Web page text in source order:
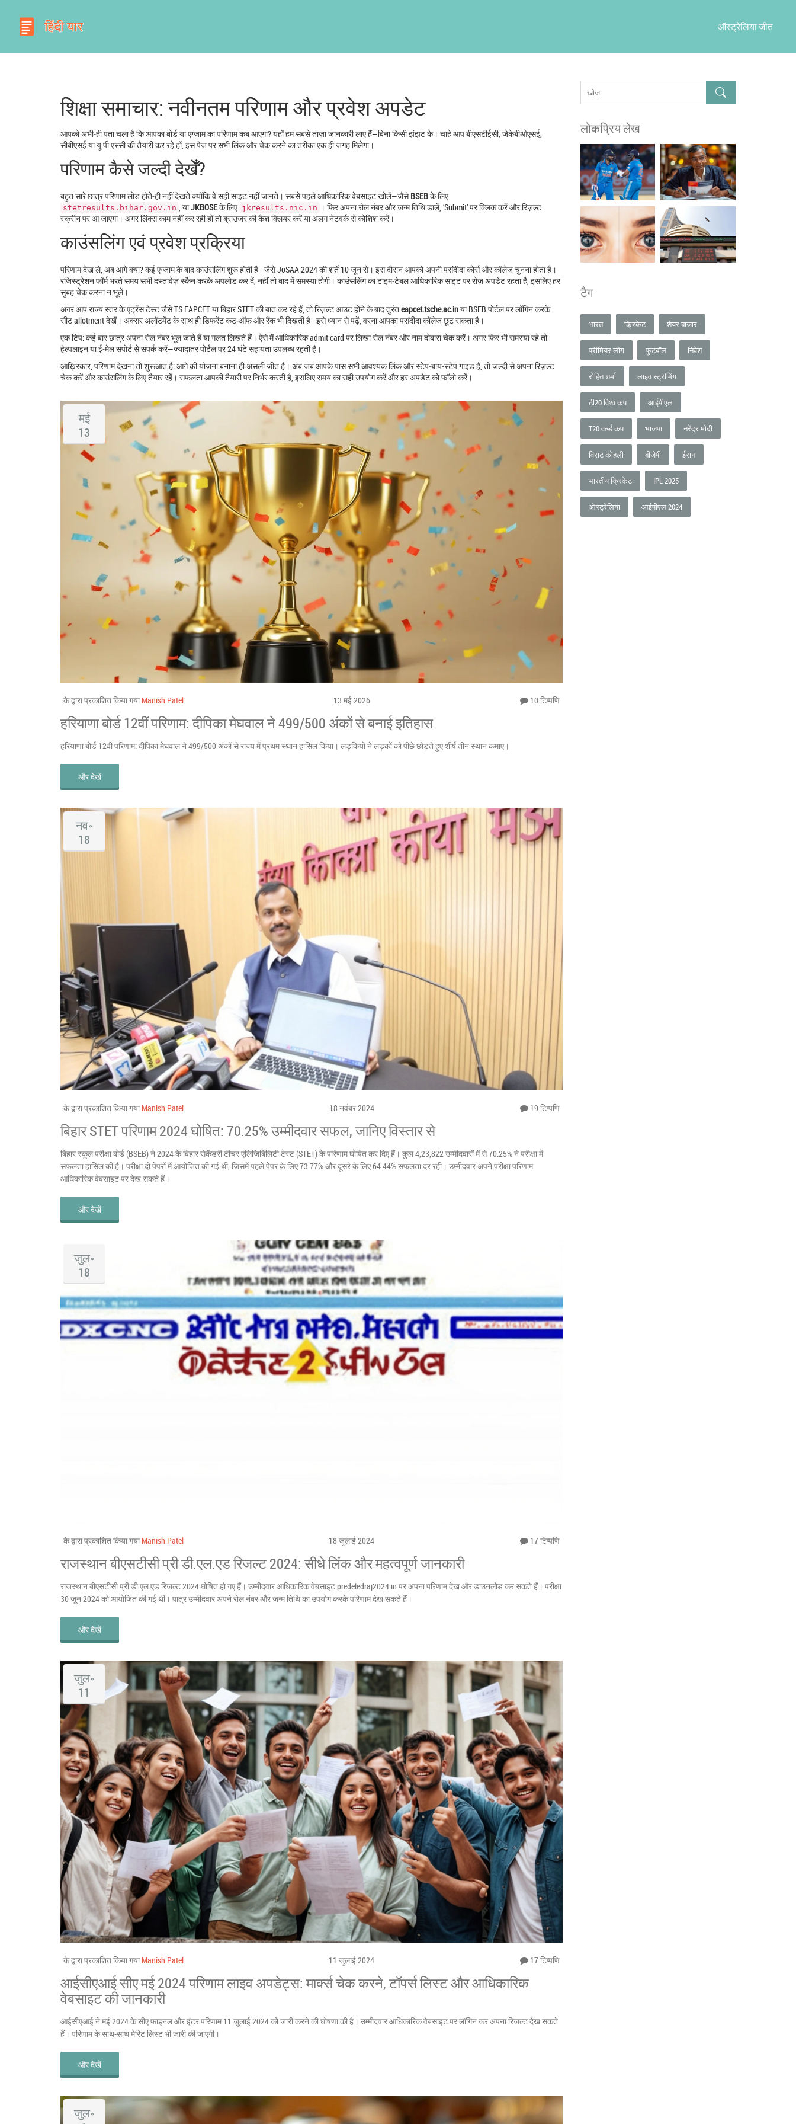
ऑस्ट्रेलिया जीत
शिक्षा समाचार: नवीनतम परिणाम और प्रवेश अपडेट
आपको अभी‑ही पता चला है कि आपका बोर्ड या एग्जाम का परिणाम कब आएगा? यहाँ हम सबसे ताज़ा जानकारी लाए हैं—बिना किसी झंझट के। चाहे आप बीएसटीईसी, जेकेबीओएसई,
सीबीएसई या यू.पी.एस्‍सी की तैयारी कर रहे हों, इस पेज पर सभी लिंक और चेक करने का तरीका एक ही जगह मिलेगा।
परिणाम कैसे जल्दी देखेँ?
बहुत सारे छात्र परिणाम लोड होते‑ही नहीं देखते क्योंकि वे सही साइट नहीं जानते। सबसे पहले आधिकारिक वेबसाइट खोलें—जैसेBSEBके लिए
stetresults.bihar.gov.in , याJKBOSEके लिए jkresults.nic.in
। फिर अपना रोल नंबर और जन्म तिथि डालें, ‘Submit’ पर क्लिक करें और रिज़ल्ट
स्क्रीन पर आ जाएगा। अगर लिंक्स काम नहीं कर रही हों तो ब्राउज़र की कैश क्लियर करें या अलग नेटवर्क से कोशिश करें।
काउंसलिंग एवं प्रवेश प्रक्रिया
परिणाम देख ले, अब आगे क्या? कई एग्जाम के बाद काउंसलिंग शुरू होती है—जैसे JoSAA 2024 की शर्तें 10 जून से। इस दौरान आपको अपनी पसंदीदा कोर्स और कॉलेज चुनना होता है।
रजिस्ट्रेशन फॉर्म भरते समय सभी दस्तावेज़ स्कैन करके अपलोड कर दें, नहीं तो बाद में समस्या होगी। काउंसलिंग का टाइम‑टेबल आधिकारिक साइट पर रोज़ अपडेट रहता है, इसलिए हर
सुबह चेक करना न भूलें।
अगर आप राज्य स्तर के एंट्रेंस टेस्ट जैसे TS EAPCET या बिहार STET की बात कर रहे हैं, तो रिज़ल्ट आउट होने के बाद तुरंतeapcet.tsche.ac.inया BSEB पोर्टल पर लॉगिन करके
सीट allotment देखें। अक्सर अलॉटमेंट के साथ ही डिफरेंट कट‑ऑफ और रैंक भी दिखती है—इसे ध्यान से पढ़ें, वरना आपका पसंदीदा कॉलेज छूट सकता है।
एक टिप: कई बार छात्र अपना रोल नंबर भूल जाते हैं या गलत लिखते हैं। ऐसे में आधिकारिक admit card पर लिखा रोल नंबर और नाम दोबारा चेक करें। अगर फिर भी समस्या रहे तो
हेल्पलाइन या ई‑मेल सपोर्ट से संपर्क करें—ज्यादातर पोर्टल पर 24 घंटे सहायता उपलब्ध रहती है।
आख़िरकार, परिणाम देखना तो शुरूआत है; आगे की योजना बनाना ही असली जीत है। अब जब आपके पास सभी आवश्यक लिंक और स्टेप‑बाय‑स्टेप गाइड है, तो जल्दी से अपना रिज़ल्ट
चेक करें और काउंसलिंग के लिए तैयार रहें। सफलता आपकी तैयारी पर निर्भर करती है, इसलिए समय का सही उपयोग करें और हर अपडेट को फॉलो करें।
मई
13
के द्वारा प्रकाशित किया गया Manish Patel 13 मई 2026 10 टिप्पणि
हरियाणा बोर्ड 12वीं परिणाम: दीपिका मेघवाल ने 499/500 अंकों से बनाई इतिहास
हरियाणा बोर्ड 12वीं परिणाम: दीपिका मेघवाल ने 499/500 अंकों से राज्य में प्रथम स्थान हासिल किया। लड़कियों ने लड़कों को पीछे छोड़ते हुए शीर्ष तीन स्थान कमाए।
और देखें
नव॰
18
के द्वारा प्रकाशित किया गया Manish Patel 18 नवंबर 2024 19 टिप्पणि
बिहार STET परिणाम 2024 घोषित: 70.25% उम्मीदवार सफल, जानिए विस्तार से
बिहार स्कूल परीक्षा बोर्ड (BSEB) ने 2024 के बिहार सेकेंडरी टीचर एलिजिबिलिटी टेस्ट (STET) के परिणाम घोषित कर दिए हैं। कुल 4,23,822 उम्मीदवारों में से 70.25% ने परीक्षा में
सफलता हासिल की है। परीक्षा दो पेपरों में आयोजित की गई थी, जिसमें पहले पेपर के लिए 73.77% और दूसरे के लिए 64.44% सफलता दर रही। उम्मीदवार अपने परीक्षा परिणाम
आधिकारिक वेबसाइट पर देख सकते हैं।
और देखें
जुल॰
18
के द्वारा प्रकाशित किया गया Manish Patel 18 जुलाई 2024 17 टिप्पणि
राजस्थान बीएसटीसी प्री डी.एल.एड रिजल्ट 2024: सीधे लिंक और महत्वपूर्ण जानकारी
राजस्थान बीएसटीसी प्री डी.एल.एड रिजल्ट 2024 घोषित हो गए हैं। उम्मीदवार आधिकारिक वेबसाइट predeledraj2024.in पर अपना परिणाम देख और डाउनलोड कर सकते हैं। परीक्षा
30 जून 2024 को आयोजित की गई थी। पात्र उम्मीदवार अपने रोल नंबर और जन्म तिथि का उपयोग करके परिणाम देख सकते हैं।
और देखें
जुल॰
11
के द्वारा प्रकाशित किया गया Manish Patel 11 जुलाई 2024 17 टिप्पणि
आईसीएआई सीए मई 2024 परिणाम लाइव अपडेट्स: मार्क्स चेक करने, टॉपर्स लिस्ट और आधिकारिक
वेबसाइट की जानकारी
आईसीएआई ने मई 2024 के सीए फाइनल और इंटर परिणाम 11 जुलाई 2024 को जारी करने की घोषणा की है। उम्मीदवार आधिकारिक वेबसाइट पर लॉगिन कर अपना रिजल्ट देख सकते
हैं। परिणाम के साथ-साथ मेरिट लिस्ट भी जारी की जाएगी।
और देखें
जुल॰
लोकप्रिय लेख
टैग
भारत क्रिकेट शेयर बाजार
प्रीमियर लीग फुटबॉल निवेश
रोहित शर्मा लाइव स्ट्रीमिंग
टी20 विश्व कप आईपीएल
T20 वर्ल्ड कप भाजपा नरेंद्र मोदी
विराट कोहली बीजेपी ईरान
भारतीय क्रिकेट IPL 2025
ऑस्ट्रेलिया आईपीएल 2024